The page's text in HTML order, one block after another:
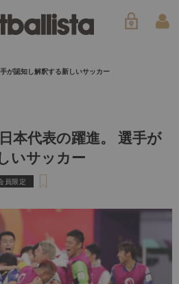
が認知し解釈する新しいサッカー
本代表の躍進。 選手が
いサッカー